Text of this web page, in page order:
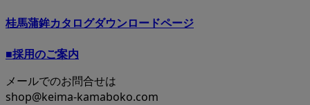
桂馬蒲鉾カタログダウンロードページ
■採用のご案内
メールでのお問合せは
shop@keima-kamaboko.com